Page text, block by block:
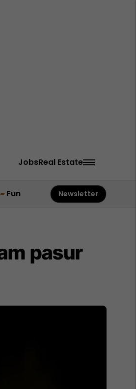
JobsReal Estate
Fun Newsletter
pasur